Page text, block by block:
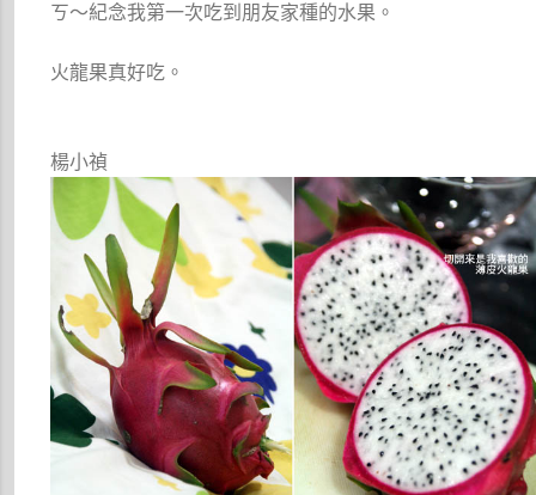
ㄎ～紀念我第一次吃到朋友家種的水果。
火龍果真好吃。
楊小禎